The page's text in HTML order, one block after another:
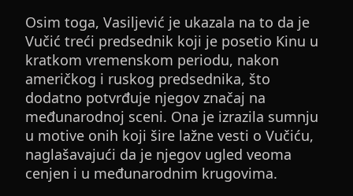
Osim toga, Vasiljević je ukazala na to da je
Vučić treći predsednik koji je posetio Kinu u
kratkom vremenskom periodu, nakon
američkog i ruskog predsednika, što
dodatno potvrđuje njegov značaj na
međunarodnoj sceni. Ona je izrazila sumnju
u motive onih koji šire lažne vesti o Vučiću,
naglašavajući da je njegov ugled veoma
cenjen i u međunarodnim krugovima.